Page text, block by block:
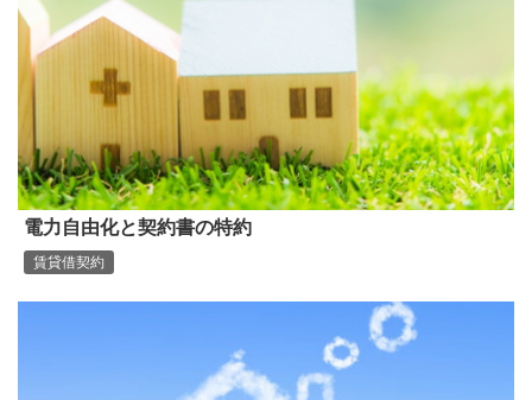
電力自由化と契約書の特約
賃貸借契約